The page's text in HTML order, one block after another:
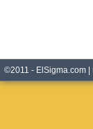
©2011 - ElSigma.com |